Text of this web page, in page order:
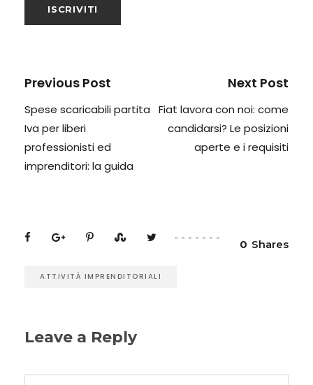
Previous Post
Spese scaricabili partita
Iva per liberi
professionisti ed
imprenditori: la guida
Next Post
Fiat lavora con noi: come
candidarsi? Le posizioni
aperte e i requisiti
0 Shares
ATTIVITÀ IMPRENDITORIALI
Leave a Reply